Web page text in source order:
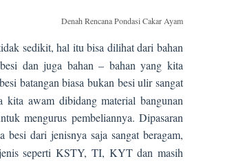
Denah Rencana Pondasi Cakar Ayam
sedikit, hal itu bisa dilihat dari bahan
dan juga bahan – bahan yang kita
batangan biasa bukan besi ulir sangat
awam dibidang material bangunan
mengurus pembeliannya. Dipasaran
besi dari jenisnya saja sangat beragam,
seperti KSTY, TI, KYT dan masih